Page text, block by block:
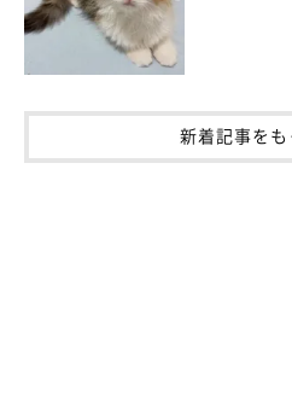
飼い主さんにナデナデしてもらうごまし
そんなごましおくんは、「どんく
新着記事をも